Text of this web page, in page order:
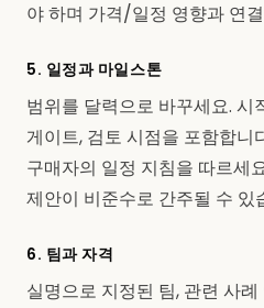
야 하며 가격/일정 영향과 연
5. 일정과 마일스톤
범위를 달력으로 바꾸세요. 시
게이트, 검토 시점을 포함합니
구매자의 일정 지침을 따르세
제안이 비준수로 간주될 수 있
6. 팀과 자격
실명으로 지정된 팀, 관련 사